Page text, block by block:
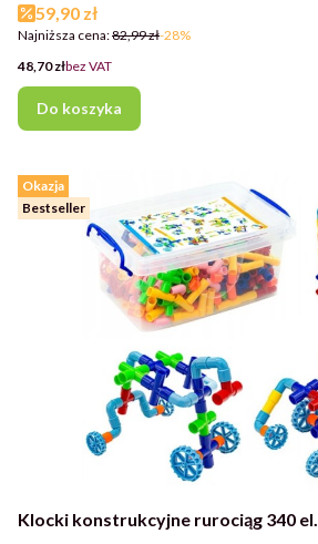
Cena promocyjna
59,90 zł
Najniższa cena:82,99 zł-28%
Cena
48,70 złbez VAT
Do koszyka
Okazja
Bestseller
Klocki konstrukcyjne rurociąg 340 el.